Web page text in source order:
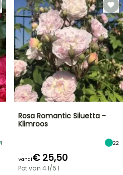
1
Rosa Romantic Siluetta -
Klimroos
22
Vanaf€ 25,50
Pot van 4 l/5 l